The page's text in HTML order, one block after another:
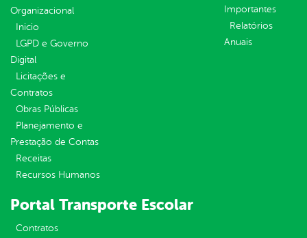
Organizacional
Inicio
LGPD e Governo
Digital
Licitações e
Contratos
Obras Públicas
Planejamento e
Prestação de Contas
Receitas
Recursos Humanos
Importantes
Relatórios
Anuais
Portal Transporte Escolar
Contratos